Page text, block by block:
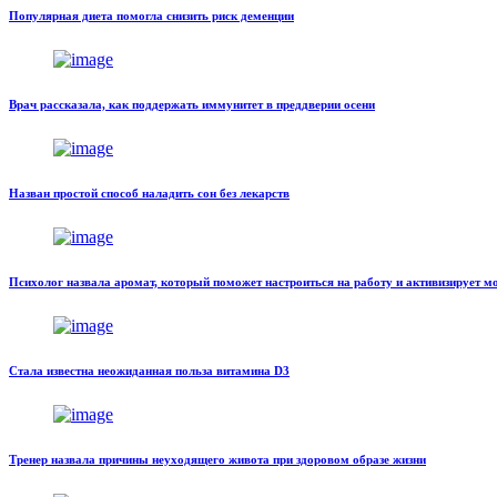
Популярная диета помогла снизить риск деменции
Врач рассказала, как поддержать иммунитет в преддверии осени
Назван простой способ наладить сон без лекарств
Психолог назвала аромат, который поможет настроиться на работу и активизирует
Стала известна неожиданная польза витамина D3
Тренер назвала причины неуходящего живота при здоровом образе жизни